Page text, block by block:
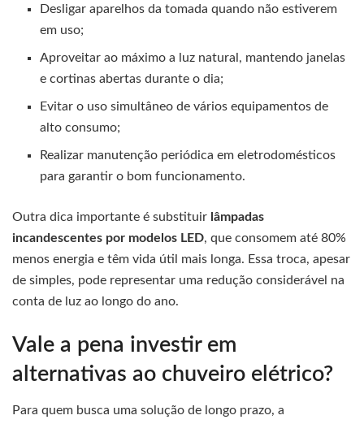
Desligar aparelhos da tomada quando não estiverem
em uso;
Aproveitar ao máximo a luz natural, mantendo janelas
e cortinas abertas durante o dia;
Evitar o uso simultâneo de vários equipamentos de
alto consumo;
Realizar manutenção periódica em eletrodomésticos
para garantir o bom funcionamento.
Outra dica importante é substituir lâmpadas
incandescentes por modelos LED, que consomem até 80%
menos energia e têm vida útil mais longa. Essa troca, apesar
de simples, pode representar uma redução considerável na
conta de luz ao longo do ano.
Vale a pena investir em
alternativas ao chuveiro elétrico?
Para quem busca uma solução de longo prazo, a